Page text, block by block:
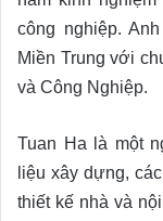
công nghiệp.
Miền Trung với
và Công Nghiệp.
Tuan Ha là một
liệu xây dựng,
thiết kế nhà và